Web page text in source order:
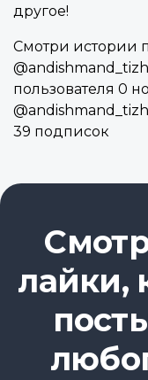
другое!
Смотри истории
пользователя 0
39 подписок
лайки,